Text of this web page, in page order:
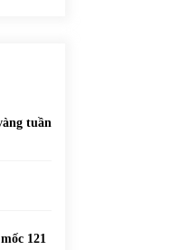
tuần
121